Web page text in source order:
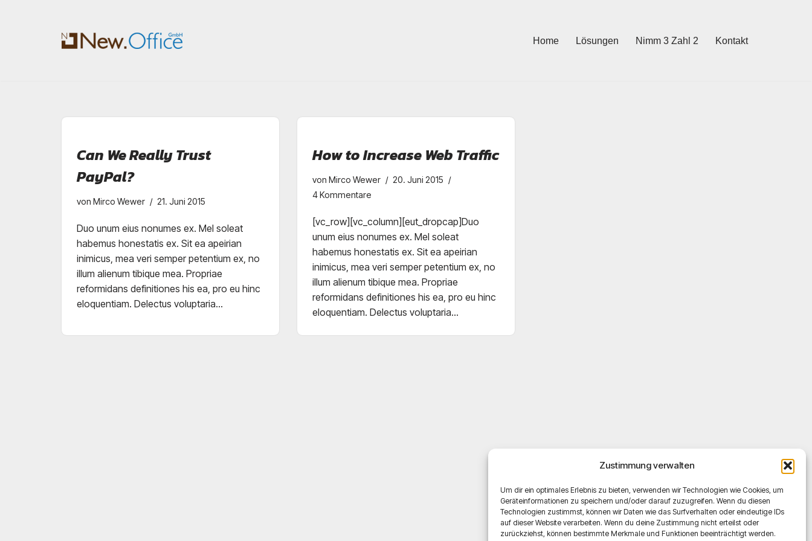
Zustimmung verwalten
Um dir ein optimales Erlebnis zu bieten, verwenden wir Technologien wie Cookies, um
Geräteinformationen zu speichern und/oder darauf zuzugreifen. Wenn du diesen
Technologien zustimmst, können wir Daten wie das Surfverhalten oder eindeutige IDs
auf dieser Website verarbeiten. Wenn du deine Zustimmung nicht erteilst oder
zurückziehst, können bestimmte Merkmale und Funktionen beeinträchtigt werden.
Home Lösungen Nimm 3 Zahl 2 Kontakt
Can We Really Trust
PayPal?
von Mirco Wewer 21. Juni 2015
Duo unum eius nonumes ex. Mel soleat
habemus honestatis ex. Sit ea apeirian
inimicus, mea veri semper petentium ex, no
illum alienum tibique mea. Propriae
reformidans definitiones his ea, pro eu hinc
eloquentiam. Delectus voluptaria…
How to Increase Web Traffic
von Mirco Wewer
20. Juni 2015
4 Kommentare
[vc_row][vc_column][eut_dropcap]Duo
unum eius nonumes ex. Mel soleat
habemus honestatis ex. Sit ea apeirian
inimicus, mea veri semper petentium ex, no
illum alienum tibique mea. Propriae
reformidans definitiones his ea, pro eu hinc
eloquentiam. Delectus voluptaria…